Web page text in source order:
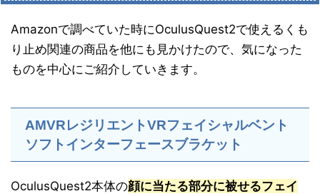
Amazonで調べていた時にOculusQuest2で使えるくも
り止め関連の商品を他にも見かけたので、気になった
ものを中心にご紹介していきます。
AMVRレジリエントVRフェイシャルベント
ソフトインターフェースブラケット
OculusQuest2本体の顔に当たる部分に被せるフェイ